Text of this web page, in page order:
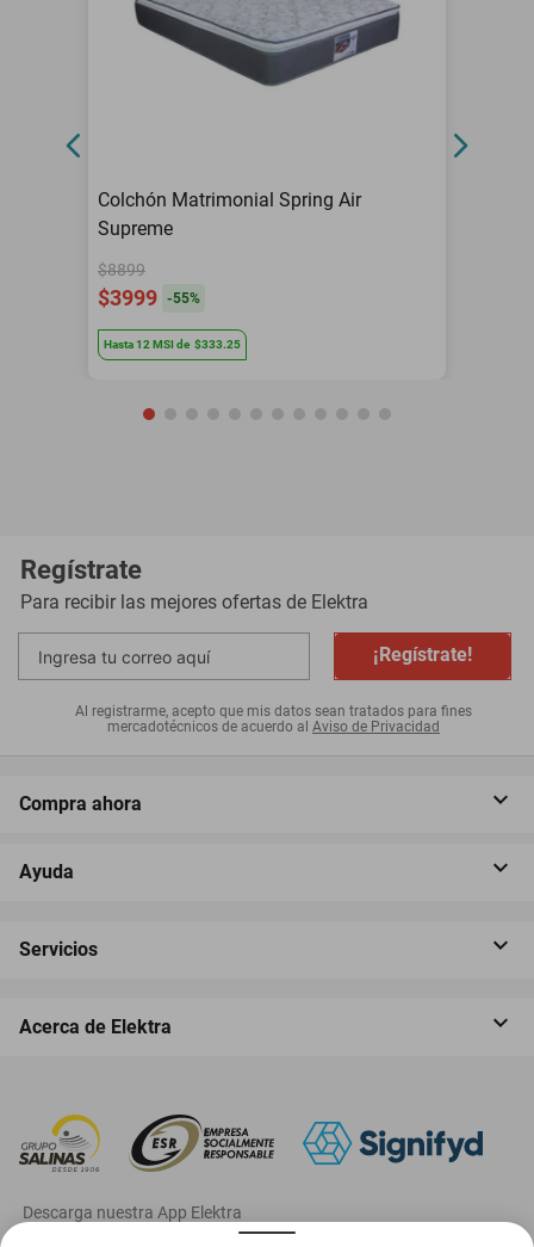
Colchón Matrimonial Spring Air
Supreme
$8899
$3999 -55%
Hasta12 MSIde $333.25
Regístrate
Para recibir las mejores ofertas de Elektra
¡Regístrate!
Al registrarme, acepto que mis datos sean tratados para fines
mercadotécnicos de acuerdo al Aviso de Privacidad
Compra ahora
Ayuda
Servicios
Acerca de Elektra
‎ Descarga nuestra App Elektra